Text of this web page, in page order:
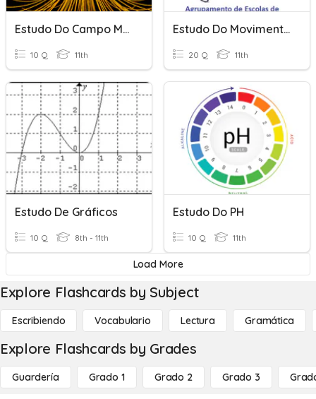
Estudo Do Campo Magnético
10 Q 11th
Estudo Do Movimento
20 Q 11th
Estudo De Gráficos
10 Q 8th - 11th
Estudo Do PH
10 Q 11th
Load More
Explore Flashcards by Subject
Escribiendo Vocabulario Lectura Gramática
Explore Flashcards by Grades
Guardería Grado 1 Grado 2 Grado 3